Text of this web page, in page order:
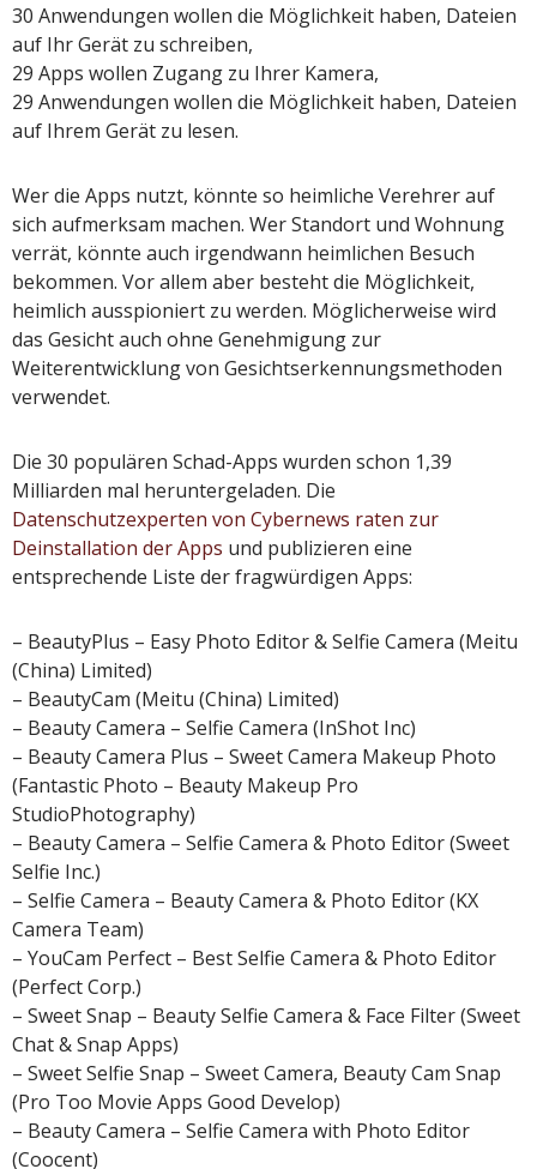
30 Anwendungen wollen die Möglichkeit haben, Dateien
auf Ihr Gerät zu schreiben,
29 Apps wollen Zugang zu Ihrer Kamera,
29 Anwendungen wollen die Möglichkeit haben, Dateien
auf Ihrem Gerät zu lesen.
Wer die Apps nutzt, könnte so heimliche Verehrer auf
sich aufmerksam machen. Wer Standort und Wohnung
verrät, könnte auch irgendwann heimlichen Besuch
bekommen. Vor allem aber besteht die Möglichkeit,
heimlich ausspioniert zu werden. Möglicherweise wird
das Gesicht auch ohne Genehmigung zur
Weiterentwicklung von Gesichtserkennungsmethoden
verwendet.
Die 30 populären Schad-Apps wurden schon 1,39
Milliarden mal heruntergeladen. Die
Datenschutzexperten von Cybernews raten zur
Deinstallation der Apps und publizieren eine
entsprechende Liste der fragwürdigen Apps:
– BeautyPlus – Easy Photo Editor & Selfie Camera (Meitu
(China) Limited)
– BeautyCam (Meitu (China) Limited)
– Beauty Camera – Selfie Camera (InShot Inc)
– Beauty Camera Plus – Sweet Camera Makeup Photo
(Fantastic Photo – Beauty Makeup Pro
StudioPhotography)
– Beauty Camera – Selfie Camera & Photo Editor (Sweet
Selfie Inc.)
– Selfie Camera – Beauty Camera & Photo Editor (KX
Camera Team)
– YouCam Perfect – Best Selfie Camera & Photo Editor
(Perfect Corp.)
– Sweet Snap – Beauty Selfie Camera & Face Filter (Sweet
Chat & Snap Apps)
– Sweet Selfie Snap – Sweet Camera, Beauty Cam Snap
(Pro Too Movie Apps Good Develop)
– Beauty Camera – Selfie Camera with Photo Editor
(Coocent)